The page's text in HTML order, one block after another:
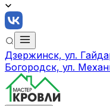
Дзержинск, ул.
Богородск, ул.